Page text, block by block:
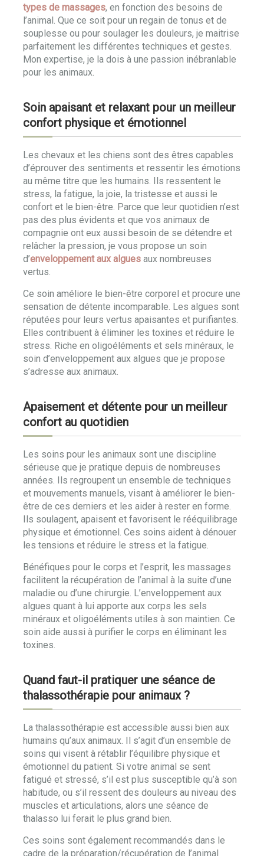
types de massages, en fonction des besoins de
l’animal. Que ce soit pour un regain de tonus et de
souplesse ou pour soulager les douleurs, je maitrise
parfaitement les différentes techniques et gestes.
Mon expertise, je la dois à une passion inébranlable
pour les animaux.
Soin apaisant et relaxant pour un meilleur
confort physique et émotionnel
Les chevaux et les chiens sont des êtres capables
d’éprouver des sentiments et ressentir les émotions
au même titre que les humains. Ils ressentent le
stress, la fatigue, la joie, la tristesse et aussi le
confort et le bien-être. Parce que leur quotidien n’est
pas des plus évidents et que vos animaux de
compagnie ont eux aussi besoin de se détendre et
relâcher la pression, je vous propose un soin
d’enveloppement aux algues aux nombreuses
vertus.
Ce soin améliore le bien-être corporel et procure une
sensation de détente incomparable. Les algues sont
réputées pour leurs vertus apaisantes et purifiantes.
Elles contribuent à éliminer les toxines et réduire le
stress. Riche en oligoéléments et sels minéraux, le
soin d’enveloppement aux algues que je propose
s’adresse aux animaux.
Apaisement et détente pour un meilleur
confort au quotidien
Les soins pour les animaux sont une discipline
sérieuse que je pratique depuis de nombreuses
années. Ils regroupent un ensemble de techniques
et mouvements manuels, visant à améliorer le bien-
être de ces derniers et les aider à rester en forme.
Ils soulagent, apaisent et favorisent le rééquilibrage
physique et émotionnel. Ces soins aident à dénouer
les tensions et réduire le stress et la fatigue.
Bénéfiques pour le corps et l’esprit, les massages
facilitent la récupération de l’animal à la suite d’une
maladie ou d’une chirurgie. L’enveloppement aux
algues quant à lui apporte aux corps les sels
minéraux et oligoéléments utiles à son maintien. Ce
soin aide aussi à purifier le corps en éliminant les
toxines.
Quand faut-il pratiquer une séance de
thalassothérapie pour animaux ?
La thalassothérapie est accessible aussi bien aux
humains qu’aux animaux. Il s’agit d’un ensemble de
soins qui visent à rétablir l’équilibre physique et
émotionnel du patient. Si votre animal se sent
fatigué et stressé, s’il est plus susceptible qu’à son
habitude, ou s’il ressent des douleurs au niveau des
muscles et articulations, alors une séance de
thalasso lui ferait le plus grand bien.
Ces soins sont également recommandés dans le
cadre de la préparation/récupération de l’animal